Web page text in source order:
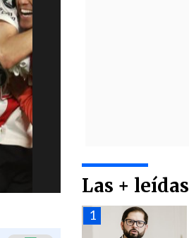
Las + leídas